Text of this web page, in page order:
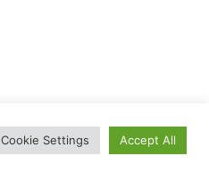
Cookie Settings Accept All